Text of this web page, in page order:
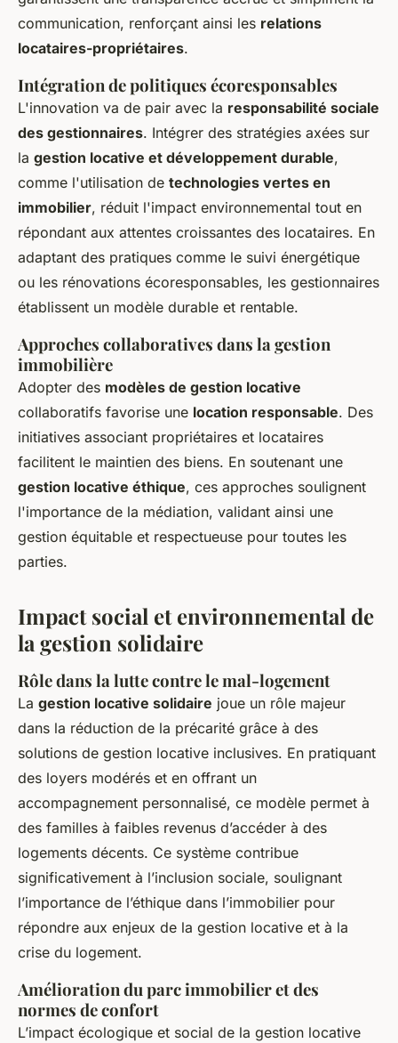
communication, renforçant ainsi les relations
locataires-propriétaires.
Intégration de politiques écoresponsables
L'innovation va de pair avec la responsabilité sociale
des gestionnaires. Intégrer des stratégies axées sur
la gestion locative et développement durable,
comme l'utilisation de technologies vertes en
immobilier, réduit l'impact environnemental tout en
répondant aux attentes croissantes des locataires. En
adaptant des pratiques comme le suivi énergétique
ou les rénovations écoresponsables, les gestionnaires
établissent un modèle durable et rentable.
Approches collaboratives dans la gestion
immobilière
Adopter des modèles de gestion locative
collaboratifs favorise une location responsable. Des
initiatives associant propriétaires et locataires
facilitent le maintien des biens. En soutenant une
gestion locative éthique, ces approches soulignent
l'importance de la médiation, validant ainsi une
gestion équitable et respectueuse pour toutes les
parties.
Impact social et environnemental de
la gestion solidaire
Rôle dans la lutte contre le mal-logement
La gestion locative solidaire joue un rôle majeur
dans la réduction de la précarité grâce à des
solutions de gestion locative inclusives. En pratiquant
des loyers modérés et en offrant un
accompagnement personnalisé, ce modèle permet à
des familles à faibles revenus d’accéder à des
logements décents. Ce système contribue
significativement à l’inclusion sociale, soulignant
l’importance de l’éthique dans l’immobilier pour
répondre aux enjeux de la gestion locative et à la
crise du logement.
Amélioration du parc immobilier et des
normes de confort
L’impact écologique et social de la gestion locative